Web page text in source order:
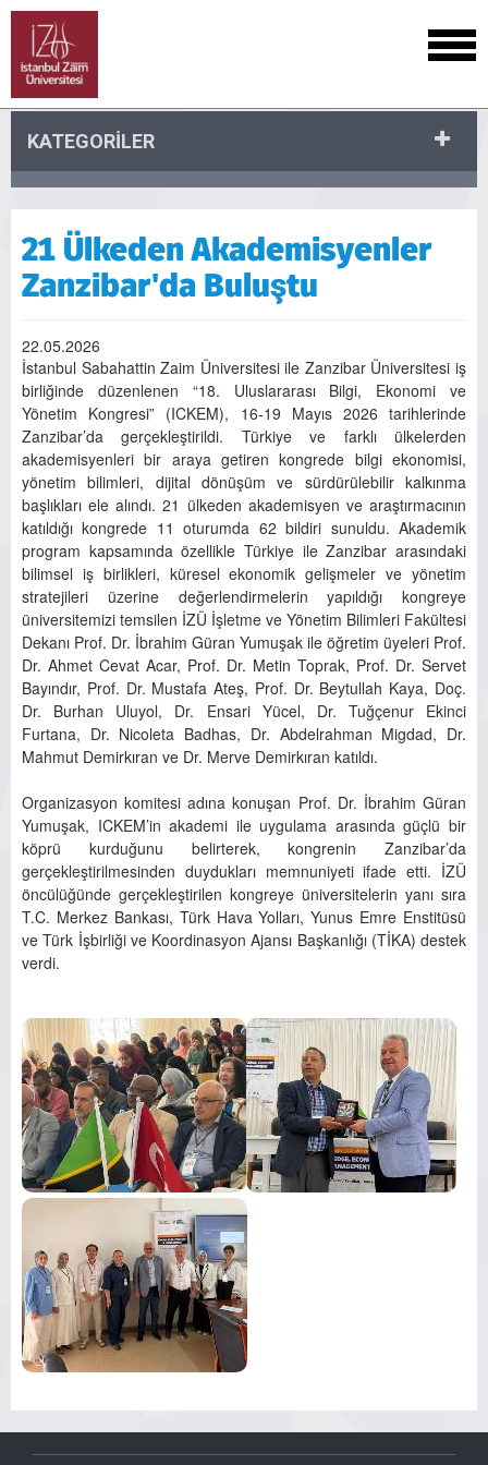
KATEGORİLER
21 Ülkeden Akademisyenler
Zanzibar'da Buluştu
22.05.2026
İstanbul Sabahattin Zaim Üniversitesi ile Zanzibar Üniversitesi iş
birliğinde düzenlenen “18. Uluslararası Bilgi, Ekonomi ve
Yönetim Kongresi” (ICKEM), 16-19 Mayıs 2026 tarihlerinde
Zanzibar’da gerçekleştirildi. Türkiye ve farklı ülkelerden
akademisyenleri bir araya getiren kongrede bilgi ekonomisi,
yönetim bilimleri, dijital dönüşüm ve sürdürülebilir kalkınma
başlıkları ele alındı. 21 ülkeden akademisyen ve araştırmacının
katıldığı kongrede 11 oturumda 62 bildiri sunuldu. Akademik
program kapsamında özellikle Türkiye ile Zanzibar arasındaki
bilimsel iş birlikleri, küresel ekonomik gelişmeler ve yönetim
stratejileri üzerine değerlendirmelerin yapıldığı kongreye
üniversitemizi temsilen İZÜ İşletme ve Yönetim Bilimleri Fakültesi
Dekanı Prof. Dr. İbrahim Güran Yumuşak ile öğretim üyeleri Prof.
Dr. Ahmet Cevat Acar, Prof. Dr. Metin Toprak, Prof. Dr. Servet
Bayındır, Prof. Dr. Mustafa Ateş, Prof. Dr. Beytullah Kaya, Doç.
Dr. Burhan Uluyol, Dr. Ensari Yücel, Dr. Tuğçenur Ekinci
Furtana, Dr. Nicoleta Badhas, Dr. Abdelrahman Migdad, Dr.
Mahmut Demirkıran ve Dr. Merve Demirkıran katıldı.
Organizasyon komitesi adına konuşan Prof. Dr. İbrahim Güran
Yumuşak, ICKEM’in akademi ile uygulama arasında güçlü bir
köprü kurduğunu belirterek, kongrenin Zanzibar’da
gerçekleştirilmesinden duydukları memnuniyeti ifade etti. İZÜ
öncülüğünde gerçekleştirilen kongreye üniversitelerin yanı sıra
T.C. Merkez Bankası, Türk Hava Yolları, Yunus Emre Enstitüsü
ve Türk İşbirliği ve Koordinasyon Ajansı Başkanlığı (TİKA) destek
verdi.